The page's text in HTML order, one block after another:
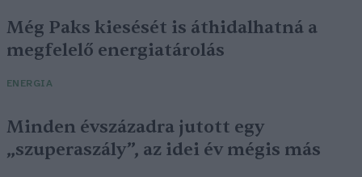
Még Paks kiesését is áthidalhatná a
megfelelő energiatárolás
ENERGIA
Minden évszázadra jutott egy
„szuperaszály”, az idei év mégis más